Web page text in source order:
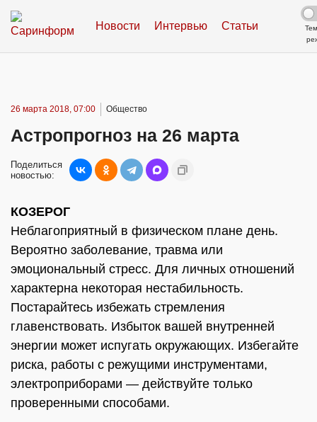
Новости Интервью Статьи
26 марта 2018, 07:00 Общество
Астропрогноз на 26 марта
Поделиться
новостью:
КОЗЕРОГ
Неблагоприятный в физическом плане день.
Вероятно заболевание, травма или
эмоциональный стресс. Для личных отношений
характерна некоторая нестабильность.
Постарайтесь избежать стремления
главенствовать. Избыток вашей внутренней
энергии может испугать окружающих. Избегайте
риска, работы с режущими инструментами,
электроприборами — действуйте только
проверенными способами.